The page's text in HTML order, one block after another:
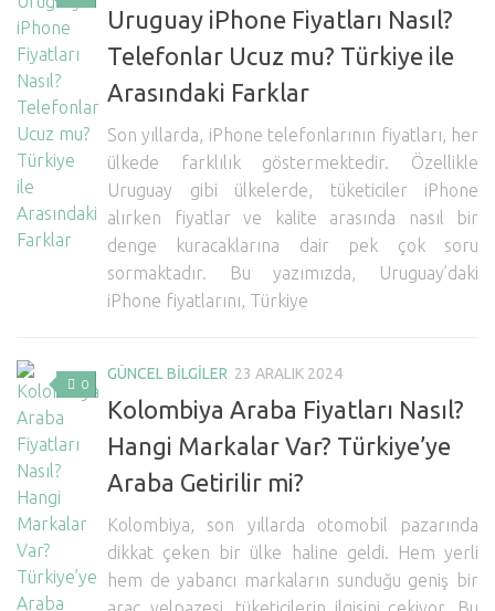
Uruguay iPhone Fiyatları Nasıl?
Telefonlar Ucuz mu? Türkiye ile
Arasındaki Farklar
Son yıllarda, iPhone telefonlarının fiyatları, her
ülkede farklılık göstermektedir. Özellikle
Uruguay gibi ülkelerde, tüketiciler iPhone
alırken fiyatlar ve kalite arasında nasıl bir
denge kuracaklarına dair pek çok soru
sormaktadır. Bu yazımızda, Uruguay’daki
iPhone fiyatlarını, Türkiye
0
GÜNCEL BİLGİLER 23 ARALIK 2024
Kolombiya Araba Fiyatları Nasıl?
Hangi Markalar Var? Türkiye’ye
Araba Getirilir mi?
Kolombiya, son yıllarda otomobil pazarında
dikkat çeken bir ülke haline geldi. Hem yerli
hem de yabancı markaların sunduğu geniş bir